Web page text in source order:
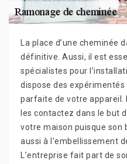
La place d’une cheminée
définitive. Aussi, il est
spécialistes pour
dispose des expérimentés
parfaite de votre appareil.
les contactez dans le but
votre maison puisque son
aussi à l’embellissement
L’entreprise fait part de